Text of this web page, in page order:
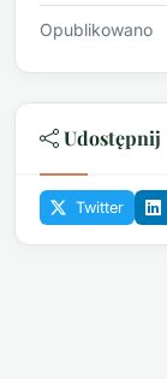
Opublikowano
Udostępnij
Twitter